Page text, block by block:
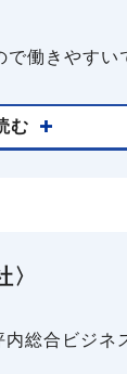
働きやすい
む
総合ビジネ